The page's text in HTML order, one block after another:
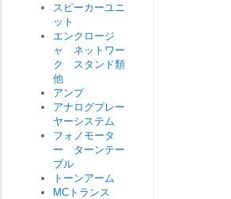
スピーカーユニ
ット
エンクロージ
ャ ネットワー
ク スタンド類
他
アンプ
アナログプレー
ヤーシステム
フォノモータ
ー ターンテー
ブル
トーンアーム
MCトランス